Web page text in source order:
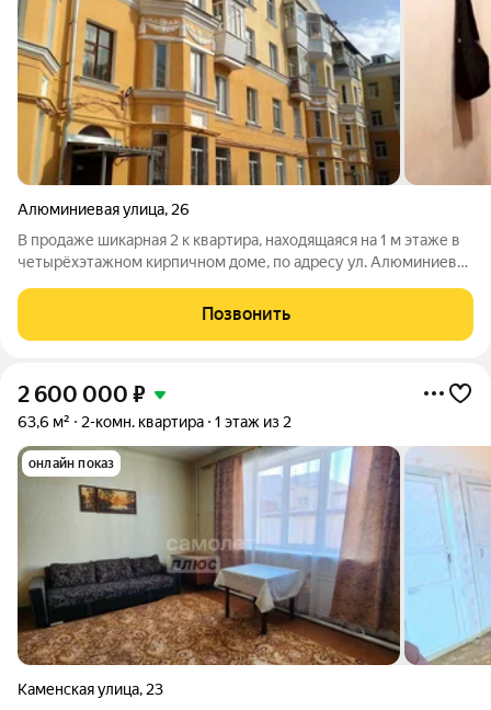
Алюминиевая улица, 26
В продаже шикарная 2 к квартира, находящаяся на 1 м этаже в
четырёхэтажном кирпичном доме, по адресу ул. Алюминиевая
Общая площадь квартиры 61 кв м. Не угловая. Высота потолков
3 метра. Хода
Позвонить
2 600 000 ₽
63,6 м² 2-комн. квартира 1 этаж из 2
онлайн показ
Каменская улица, 23